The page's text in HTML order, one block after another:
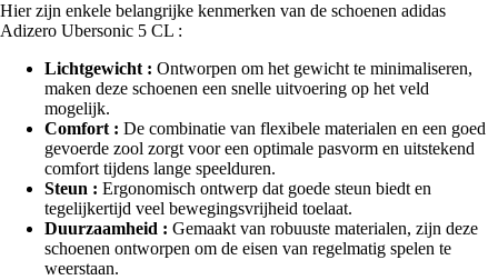
Hier zijn enkele belangrijke kenmerken van de schoenen adidas
Adizero Ubersonic 5 CL :
Lichtgewicht : Ontworpen om het gewicht te minimaliseren,
maken deze schoenen een snelle uitvoering op het veld
mogelijk.
Comfort : De combinatie van flexibele materialen en een goed
gevoerde zool zorgt voor een optimale pasvorm en uitstekend
comfort tijdens lange speelduren.
Steun : Ergonomisch ontwerp dat goede steun biedt en
tegelijkertijd veel bewegingsvrijheid toelaat.
Duurzaamheid : Gemaakt van robuuste materialen, zijn deze
schoenen ontworpen om de eisen van regelmatig spelen te
weerstaan.